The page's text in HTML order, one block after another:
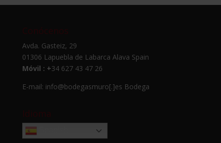
desde
Conócenos
Avda. Gasteiz, 29
01306 Lapuebla de Labarca Alava Spain
Móvil : +34 627 43 47 26
E-mail: info@bodegasmuro[.]es Bodega
Idioma